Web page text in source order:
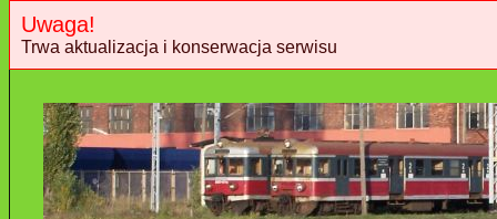
Uwaga!
Trwa aktualizacja i konserwacja serwisu